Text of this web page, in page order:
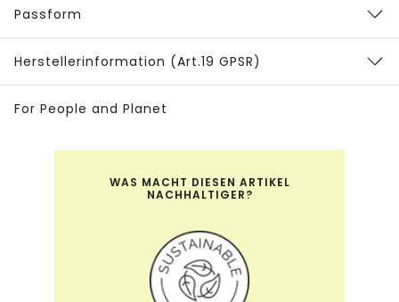
Passform
Herstellerinformation (Art.19 GPSR)
For People and Planet
WAS MACHT DIESEN ARTIKEL
NACHHALTIGER?